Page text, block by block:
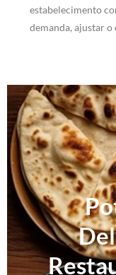
estabelecimento
demanda, ajustar